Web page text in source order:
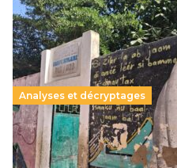
Analyses et décryptages
258 millions d’enfants
chocs climatiques et